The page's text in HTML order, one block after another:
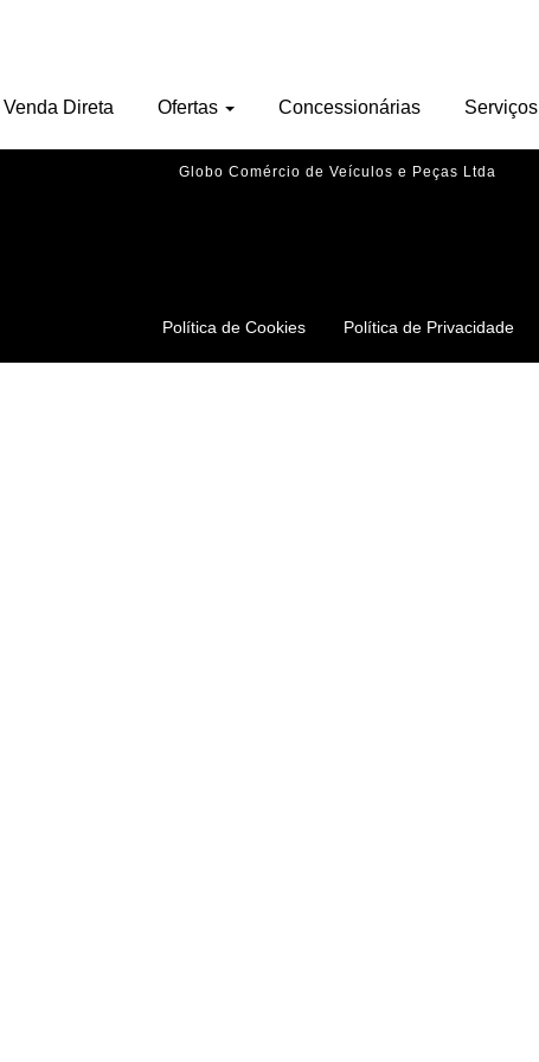
Venda Direta Ofertas Concessionárias Serviços
Globo Comércio de Veículos e Peças Ltda
Política de Cookies Política de Privacidade